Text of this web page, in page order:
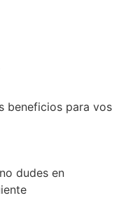
beneficios para vos
dudes en